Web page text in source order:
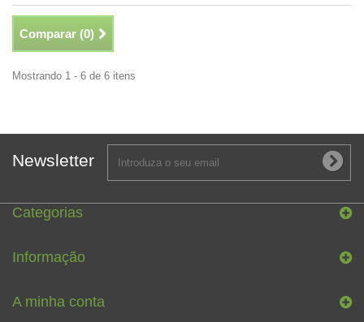
Comparar (0)
Mostrando 1 - 6 de 6 itens
Newsletter
Categorias
Informação
A minha conta